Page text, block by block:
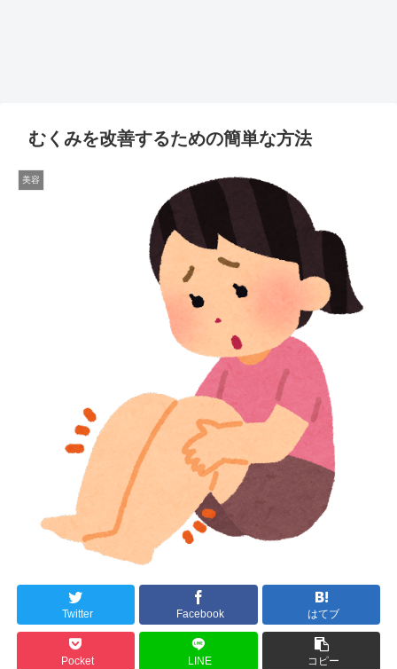
むくみを改善するための簡単な方法
美容
Twitter Facebook はてブ
Pocket LINE コピー